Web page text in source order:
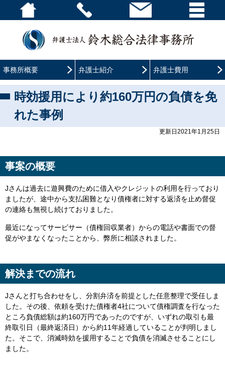
事務所概要 弁護士紹介 弁護士費用
時効援用により約160万円の負債を免
れた事例
更新日2021年1月25日
事案の概要
Jさんは過去に遊興費のために借入やクレジットの利用を行っており
ましたが、途中から支払困難となり債権者に対する返済を止め督促
の連絡も無視し続けておりました。
最近になってサービサー（債権回収業者）からの電話や書面での督
促がやまなくなったことから、弊所に相談されました。
解決までの流れ
Jさんと打ち合わせをし、分割弁済を前提とした任意整理で受任しま
した。その後、依頼を受けた債権者4社について債権調査を行なった
ところ負債総額は約160万円であったのですが、いずれの取引も最
終取引日（最終返済日）から約11年経過していることが判明しまし
た。そこで、消滅時効を援用することで負債を消滅させることにし
ました。